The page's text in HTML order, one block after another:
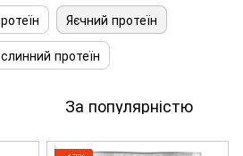
Яєчний протеїн
протеїн
За популярністю